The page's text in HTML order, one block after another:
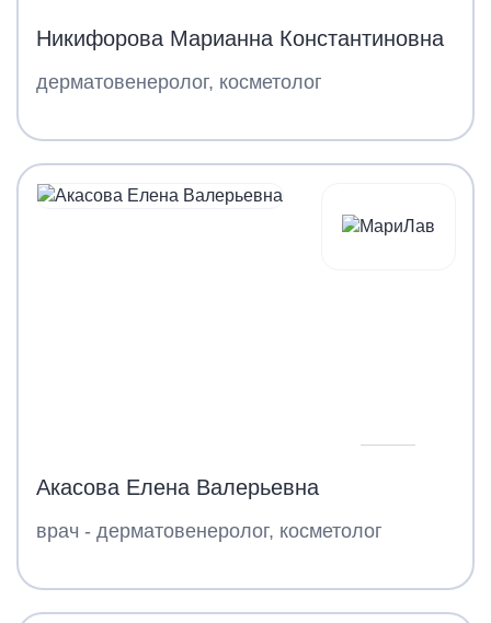
Никифорова Марианна Константиновна
дерматовенеролог, косметолог
Акасова Елена Валерьевна
врач - дерматовенеролог, косметолог